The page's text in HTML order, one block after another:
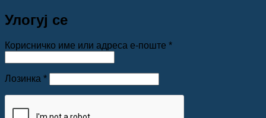
Улогуј се
Корисничко име или адреса е-поште *Обавезно
Лозинка *Обавезно